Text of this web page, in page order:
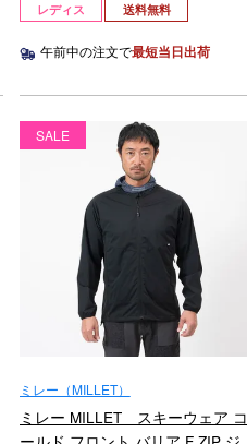
レディス 送料無料
午前中の注文で最短当日出荷
SALE
ミレー（MILLET）
ミレー MILLET スキーウェア コ